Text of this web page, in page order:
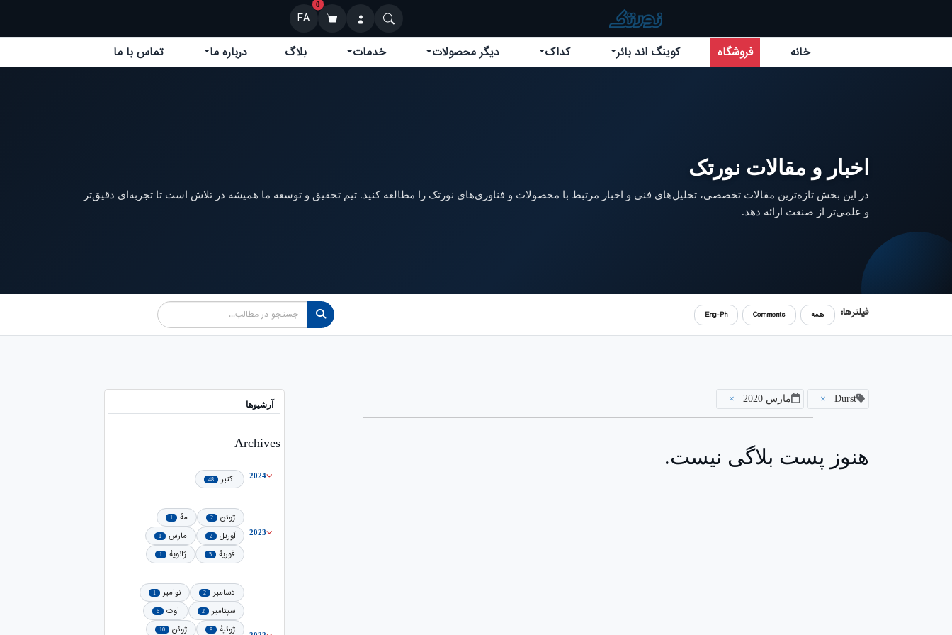
0
FA
خانه
فروشگاه کوینگ اند بائر کداک دیگر محصولات خدمات بلاگ درباره ما تماس با ما
اخبار و مقالات نورتک
در این بخش تازه‌ترین مقالات تخصصی، تحلیل‌های فنی و اخبار مرتبط با محصولات و فناوری‌های نورتک را مطالعه کنید. تیم تحقیق و توسعه ما همیشه در تلاش است تا تجربه‌ای دقیق‌تر
و علمی‌تر از صنعت ارائه دهد.
فیلترها: همه Comments
Eng-Ph
Durst
× مارس 2020 ×
هنوز پست بلاگی نیست.
آرشیوها
Archives
2024 اکتبر 48
2023
ژوئن 2 مهٔ 1
آوریل 2 مارس 1
فوریهٔ 5 ژانویهٔ 1
دسامبر 2 نوامبر 1
سپتامبر 2 اوت 6
ژوئیهٔ 8 ژوئن 10